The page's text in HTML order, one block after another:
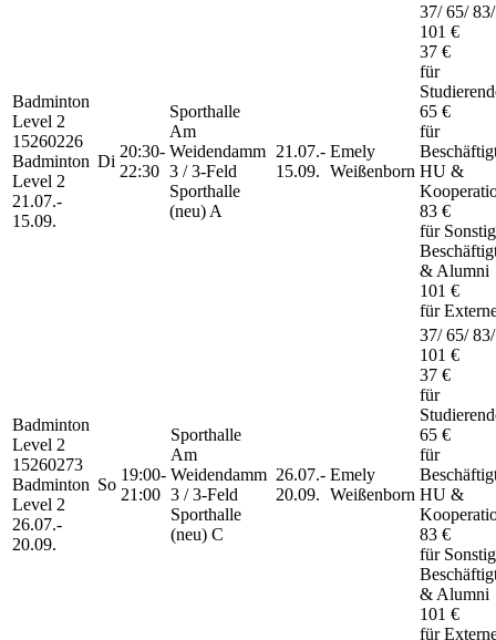
Badminton
Level 2
15260226
Badminton
Level 2
21.07.-
15.09.
Di
20:30-
22:30
Sporthalle
Am
Weidendamm
3 / 3-Feld
Sporthalle
(neu) A
21.07.-
15.09.
Emely
Weißenborn
37/ 65/ 83/
101 €
37 €
für
65 €
für
HU &
83 €
für
& Alumni
101 €
für
Badminton
Level 2
15260273
Badminton
Level 2
26.07.-
20.09.
So
19:00-
21:00
Sporthalle
Am
Weidendamm
3 / 3-Feld
Sporthalle
(neu) C
26.07.-
20.09.
Emely
Weißenborn
37/ 65/ 83/
101 €
37 €
für
65 €
für
HU &
83 €
für
& Alumni
101 €
für